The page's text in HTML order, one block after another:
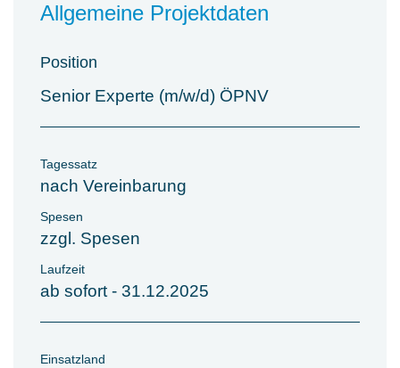
Allgemeine Projektdaten
Position
Senior Experte (m/w/d) ÖPNV
Tagessatz
nach Vereinbarung
Spesen
zzgl. Spesen
Laufzeit
ab sofort - 31.12.2025
Einsatzland